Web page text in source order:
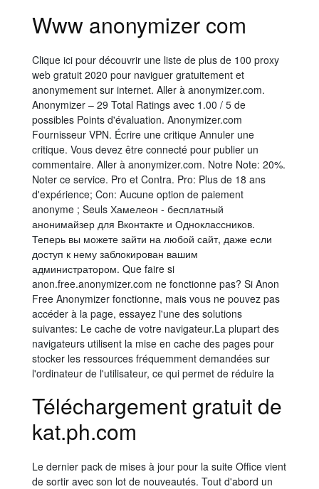
Www anonymizer com
Clique ici pour découvrir une liste de plus de 100 proxy
web gratuit 2020 pour naviguer gratuitement et
anonymement sur internet. Aller à anonymizer.com.
Anonymizer – 29 Total Ratings avec 1.00 / 5 de
possibles Points d'évaluation. Anonymizer.com
Fournisseur VPN. Écrire une critique Annuler une
critique. Vous devez être connecté pour publier un
commentaire. Aller à anonymizer.com. Notre Note: 20%.
Noter ce service. Pro et Contra. Pro: Plus de 18 ans
d'expérience; Con: Aucune option de paiement
anonyme ; Seuls Хамелеон - бесплатный
анонимайзер для Вконтакте и Одноклассников.
Теперь вы можете зайти на любой сайт, даже если
доступ к нему заблокирован вашим
администратором. Que faire si
anon.free.anonymizer.com ne fonctionne pas? Si Anon
Free Anonymizer fonctionne, mais vous ne pouvez pas
accéder à la page, essayez l'une des solutions
suivantes: Le cache de votre navigateur.La plupart des
navigateurs utilisent la mise en cache des pages pour
stocker les ressources fréquemment demandées sur
l'ordinateur de l'utilisateur, ce qui permet de réduire la
Téléchargement gratuit de
kat.ph.com
Le dernier pack de mises à jour pour la suite Office vient
de sortir avec son lot de nouveautés. Tout d'abord un